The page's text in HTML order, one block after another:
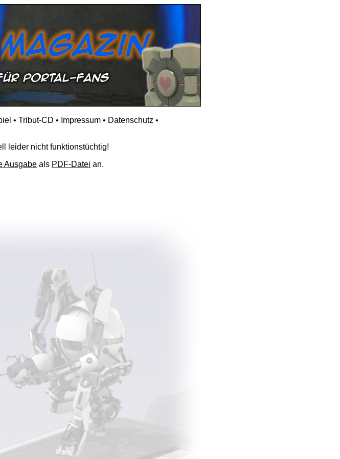
• Tribut-CD • Impressum• Datenschutz •
leider nicht funktionstüchtig!
Ausgabe als PDF-Datei an.